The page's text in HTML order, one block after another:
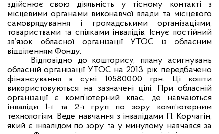
здійснює свою діяльність у тісному контакті з
місцевими органами виконавчої влади та місцевого
самоврядування і громадськими організаціями,
товариствами та спілками інвалідів. Існує постійний
зв’язок обласної організації УТОС із обласним
відділенням Фонду.
Відповідно до кошторису, плану асигнувань
обласній організації УТОС на 2013 рік передбачено
фінансування в сумі 105800.00 грн. Ці кошти
використовуються на зазначені цілі. При обласній
організації є комп’ютерний клас, де навчаються
інваліди 1-ї та 2-ї груп по зору комп’ютерним
технологіям. Веде навчання з інвалідами П. Корчагін,
який є інвалідом по зору та у минулому навчався за